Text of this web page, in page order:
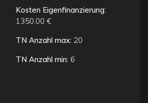
Kosten Eigenfinanzierung:
1350,00 €
TN Anzahl max: 20
TN Anzahl min: 6